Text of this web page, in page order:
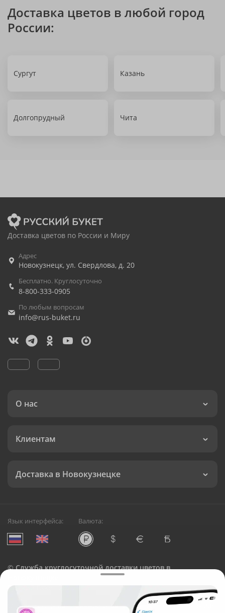
Доставка цветов в любой город
России:
Сургут Казань
Долгопрудный Чита
Доставка цветов по России и Миру
Адрес
Новокузнецк, ул. Свердлова, д. 20
Бесплатно. Круглосуточно
8-800-333-0905
По любым вопросам
info@rus-buket.ru
О нас
Клиентам
Доставка в Новокузнецке
Язык интерфейса: Валюта:
©Служба круглосуточной доставки цветов в
Русский Букет, 2026
Общество с ограниченной ответственностью «Технология»